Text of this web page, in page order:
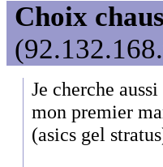
Choix
Je cherche
mon premier
(asics gel